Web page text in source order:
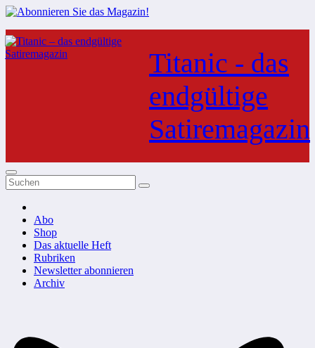
Zum
Inhalt
springen
Titanic - das
endgültige
Satiremagazin
Abo
Shop
Das aktuelle Heft
Rubriken
Newsletter abonnieren
Archiv